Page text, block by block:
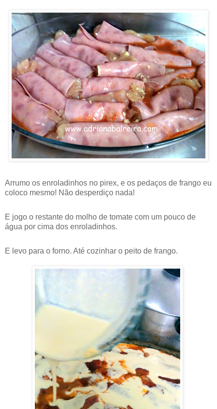
Arrumo os enroladinhos no pirex, e os pedaços de frango eu
coloco mesmo! Não desperdiço nada!
E jogo o restante do molho de tomate com um pouco de
água por cima dos enroladinhos.
E levo para o forno. Até cozinhar o peito de frango.